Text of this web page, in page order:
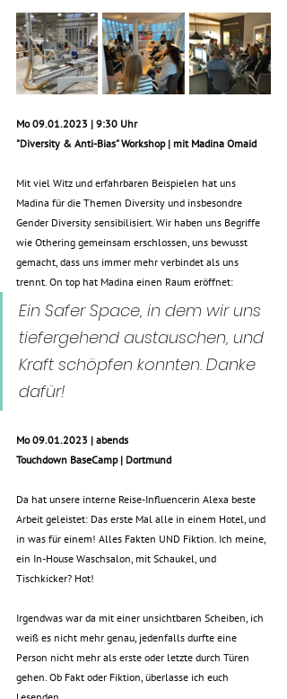
Mo 09.01.2023 | 9:30 Uhr
"Diversity & Anti-Bias" Workshop | mit Madina Omaid
Mit viel Witz und erfahrbaren Beispielen hat uns
Madina für die Themen Diversity und insbesondre
Gender Diversity sensibilisiert. Wir haben uns Begriffe
wie Othering gemeinsam erschlossen, uns bewusst
gemacht, dass uns immer mehr verbindet als uns
trennt. On top hat Madina einen Raum eröffnet:
Ein Safer Space, in dem wir uns
tiefergehend austauschen, und
Kraft schöpfen konnten. Danke
dafür!
Mo 09.01.2023 | abends
Touchdown BaseCamp | Dortmund
Da hat unsere interne Reise-Influencerin Alexa beste
Arbeit geleistet: Das erste Mal alle in einem Hotel, und
in was für einem! Alles Fakten UND Fiktion. Ich meine,
ein In-House Waschsalon, mit Schaukel, und
Tischkicker? Hot!
Irgendwas war da mit einer unsichtbaren Scheiben, ich
weiß es nicht mehr genau, jedenfalls durfte eine
Person nicht mehr als erste oder letzte durch Türen
gehen. Ob Fakt oder Fiktion, überlasse ich euch